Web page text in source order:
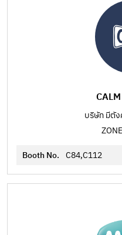
บริษัท มีตั
Booth No. C84,C112